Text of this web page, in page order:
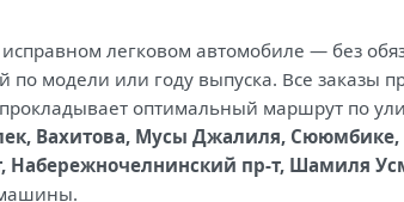
легковом автомобиле — без
по модели или году выпуска. Все заказы
оптимальный маршрут по
Вахитова, Мусы Джалиля,
Набережночелнинский пр-т, Шамиля